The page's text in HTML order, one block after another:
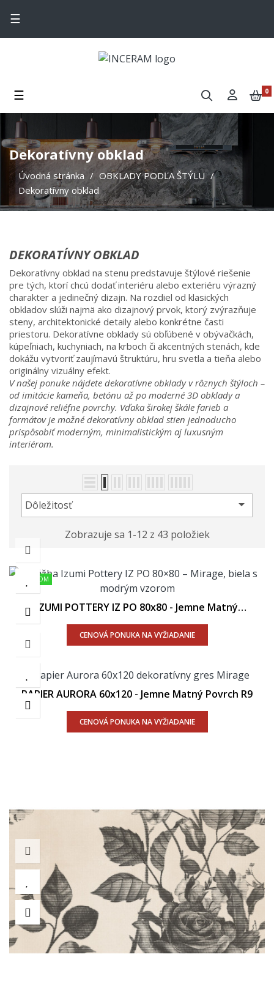
Toggle navigation
☰
Toggle navigation
☰ 0
Dekoratívny obklad
Úvodná stránka
OBKLADY PODĽA ŠTÝLU
Dekoratívny obklad
DEKORATÍVNY OBKLAD
Dekoratívny obklad na stenu predstavuje štýlové riešenie
pre tých, ktorí chcú dodať interiéru alebo exteriéru výrazný
charakter a jedinečný dizajn. Na rozdiel od klasických
obkladov slúži najmä ako dizajnový prvok, ktorý zvýrazňuje
steny, architektonické detaily alebo konkrétne časti
priestoru. Dekoratívne obklady sú obľúbené v obývačkách,
kúpeľniach, kuchyniach, na krboch či akcentných stenách, kde
dokážu vytvoriť zaujímavú štruktúru, hru svetla a tieňa alebo
originálny vizuálny efekt.
V našej ponuke nájdete dekoratívne obklady v rôznych štýloch –
od imitácie kameňa, betónu až po moderné 3D obklady a
dizajnové reliéfne povrchy. Vďaka širokej škále farieb a
formátov je možné dekoratívny obklad stien jednoducho
prispôsobiť moderným, minimalistickým aj luxusným
interiérom.
Dôležitosť 
Zobrazuje sa 1-12 z 43 položiek
SKLADOM
IZUMI POTTERY IZ PO 80x80 - Jemne Matný
CENOVÁ PONUKA NA VYŽIADANIE
PAPIER AURORA 60x120 - Jemne Matný Povrch R9
CENOVÁ PONUKA NA VYŽIADANIE